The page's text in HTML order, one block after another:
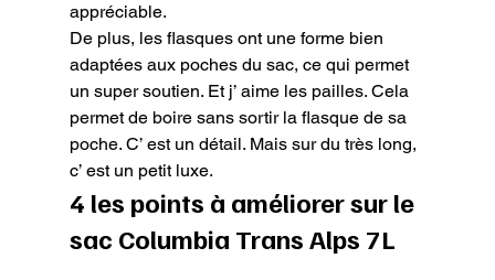
appréciable.
De plus, les flasques ont une forme bien
adaptées aux poches du sac, ce qui permet
un super soutien. Et j’ aime les pailles. Cela
permet de boire sans sortir la flasque de sa
poche. C’ est un détail. Mais sur du très long,
c’ est un petit luxe.
4 les points à améliorer sur le
sac Columbia Trans Alps 7L